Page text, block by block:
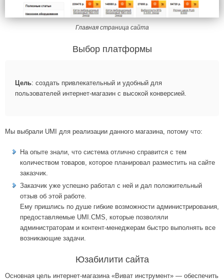
Главная страница сайта
Выбор платформы
Цель: создать привлекательный и удобный для
пользователей интернет-магазин с высокой конверсией.
Мы выбрали UMI для реализации данного магазина, потому что:
На опыте знали, что система отлично справится с тем
количеством товаров, которое планировал разместить на сайте
заказчик.
Заказчик уже успешно работал с ней и дал положительный
отзыв об этой работе.
Ему пришлись по душе гибкие возможности администрирования,
предоставляемые UMI.CMS, которые позволяли
администраторам и контент-менеджерам быстро выполнять все
возникающие задачи.
Юзабилити сайта
Основная цель интернет-магазина «Виват инструмент» — обеспечить